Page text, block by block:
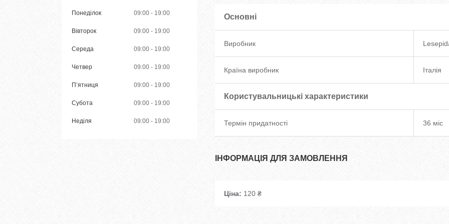
Основні
Виробник
Країна виробник Італія
Користувальницькі характеристики
Термін придатності 36 міс
ІНФОРМАЦІЯ ДЛЯ ЗАМОВЛЕННЯ
Ціна: 120 ₴
Понеділок 09:00 19:00
Вівторок 09:00 19:00
Середа 09:00 19:00
Четвер 09:00 19:00
Пʼятниця 09:00 19:00
Субота 09:00 19:00
Неділя 09:00 19:00